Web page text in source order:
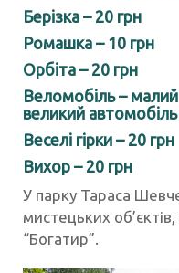
Берізка – 20 грн
Ромашка – 10 грн
Орбіта – 20 грн
Веломобіль –
великий автомобіль
Веселі гірки – 20 грн
Вихор – 20 грн
У парку Тараса
мистецьких
“Богатир”.